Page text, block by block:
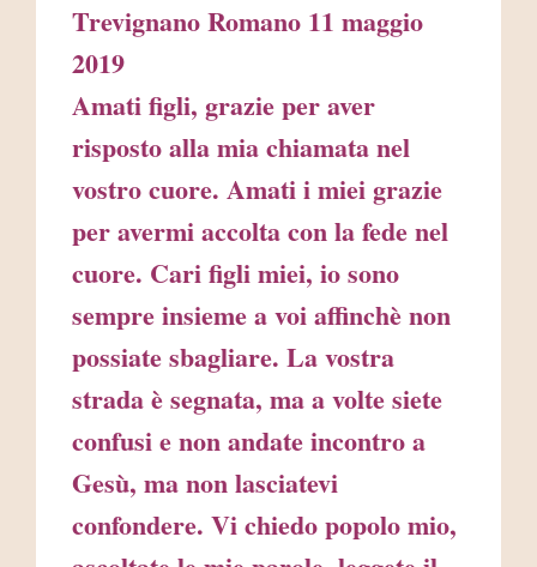
Trevignano Romano 11 maggio
2019
Amati figli, grazie per aver
risposto alla mia chiamata nel
vostro cuore. Amati i miei grazie
per avermi accolta con la fede nel
cuore. Cari figli miei, io sono
sempre insieme a voi affinchè non
possiate sbagliare. La vostra
strada è segnata, ma a volte siete
confusi e non andate incontro a
Gesù, ma non lasciatevi
confondere. Vi chiedo popolo mio,